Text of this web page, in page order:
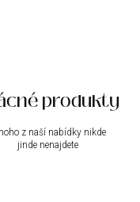
produkty
z naší nabídky nikde
jinde nenajdete